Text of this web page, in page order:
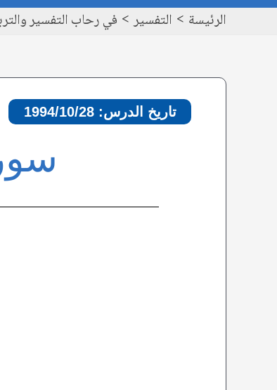
الرئيسة التفسير في رحاب التفسير
تاريخ الدرس: 1994/10/28